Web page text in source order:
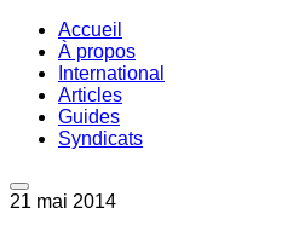
Accueil
À propos
International
Articles
Guides
Syndicats
21 mai 2014